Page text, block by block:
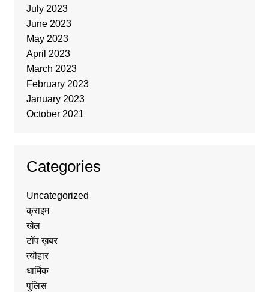
July 2023
June 2023
May 2023
April 2023
March 2023
February 2023
January 2023
October 2021
Categories
Uncategorized
क्राइम
खेल
टॉप ख़बर
त्यौहार
धार्मिक
पुलिस